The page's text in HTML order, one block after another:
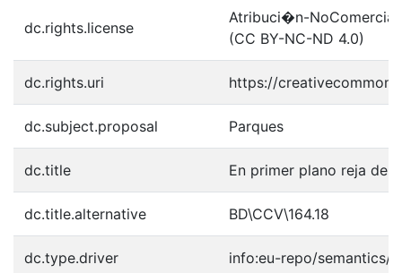
dc.rights.license
Atribuci�n-
(CC BY-NC-ND 4.0)
dc.rights.uri https://
dc.subject.proposal Parques
dc.title En primer plano reja
dc.title.alternative BD\CCV\164.18
dc.type.driver info:eu-repo/semantics/